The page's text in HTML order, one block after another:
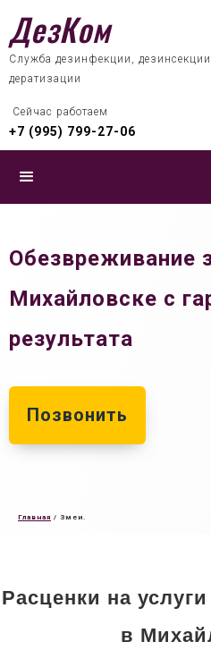
ДезКом
Служба дезинфекции,
дератизации
Сейчас работаем
+7 (995) 799-27-06
Обезвреживание
Михайловске с
результата
Позвонить
Главная / Змеи.
Расценки на
в